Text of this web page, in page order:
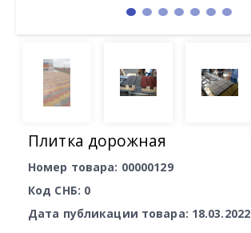
Плитка дорожная
Номер товара: 00000129
Код СНБ: 0
Дата публикации товара: 18.03.2022